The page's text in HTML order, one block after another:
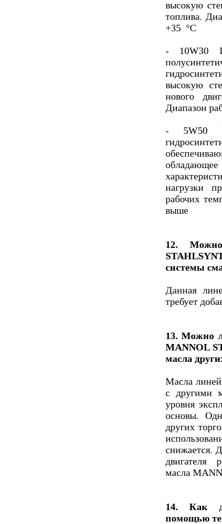
высокую
топлива.
+35 °С
- 10W30
высокую
нового
Диапазон
- 5W50
нагрузки
рабочих
выше
12.
системы
Данная
требует
13. Можно
MANNOL
масла
Масла
с другими
уровня
основы.
других
снижается.
двигателя
масла
14. Как
помощью